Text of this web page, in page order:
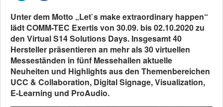
Unter dem Motto „Let`s make extraordinary happen“
lädt COMM-TEC Exertis von 30.09. bis 02.10.2020 zu
den Virtual S14 Solutions Days. Insgesamt 40
Hersteller präsentieren an mehr als 30 virtuellen
Messeständen in fünf Messehallen aktuelle
Neuheiten und Highlights aus den Themenbereichen
UCC & Collaboration, Digital Signage, Visualization,
E-Learning und ProAudio.